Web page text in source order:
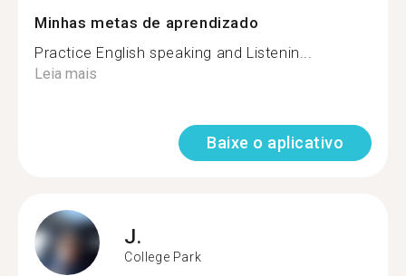
Minhas metas de aprendizado
Practice English speaking and Listenin...
Leia mais
Baixe o aplicativo
J.
College Park